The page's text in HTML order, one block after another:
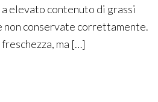
elevato contenuto di grassi
conservate correttamente.
ma […]